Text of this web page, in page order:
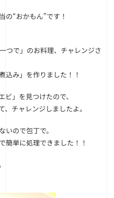
の“おかもん”です！
つで」のお料理、チャレンジさ
込み」を作りました！！
」を見つけたので、
、チャレンジしましたよ。
ので包丁で。
簡単に処理できました！！